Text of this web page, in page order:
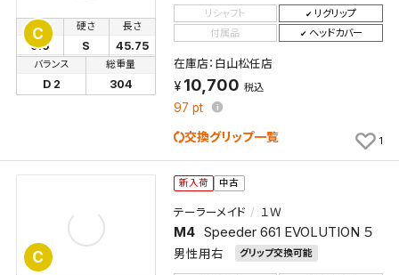
C
ロフト
9.5
硬さ
S
長さ
45.75
バランス
D 2
総重量
304
リシャフト
リグリップ
付属品
ヘッドカバー
在庫店：白山松任店
10,700 税込
97 pt
交換グリップ一覧 1
C
新入荷 中古
テーラーメイド １Ｗ
M4 Speeder 661 EVOLUTION ５
男性用右 グリップ交換可能
保存する
キャンセル